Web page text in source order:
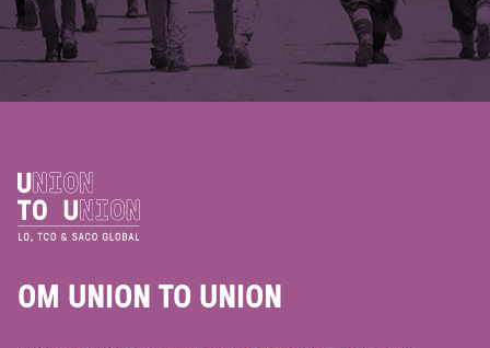
OM UNION TO UNION